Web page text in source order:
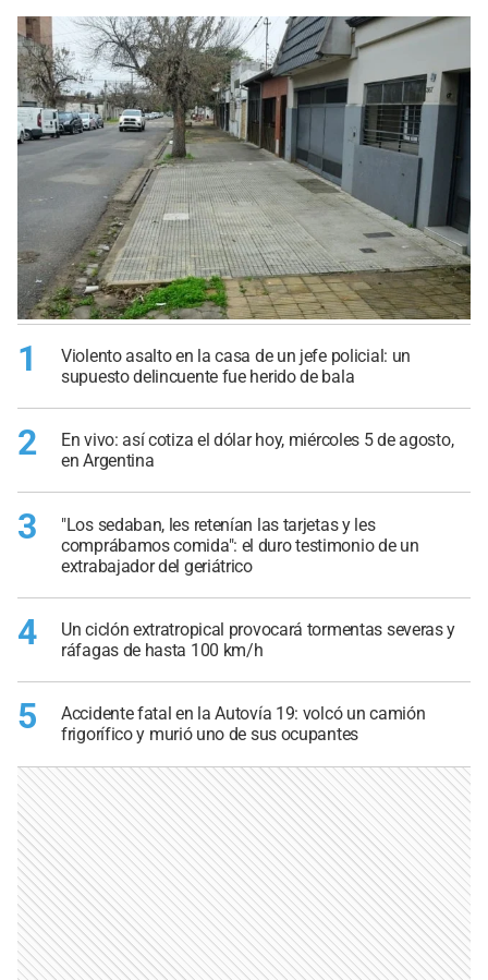
1
Violento asalto en la casa de un jefe policial: un
supuesto delincuente fue herido de bala
2
En vivo: así cotiza el dólar hoy, miércoles 5 de agosto,
en Argentina
3
"Los sedaban, les retenían las tarjetas y les
comprábamos comida": el duro testimonio de un
extrabajador del geriátrico
4
Un ciclón extratropical provocará tormentas severas y
ráfagas de hasta 100 km/h
5
Accidente fatal en la Autovía 19: volcó un camión
frigorífico y murió uno de sus ocupantes